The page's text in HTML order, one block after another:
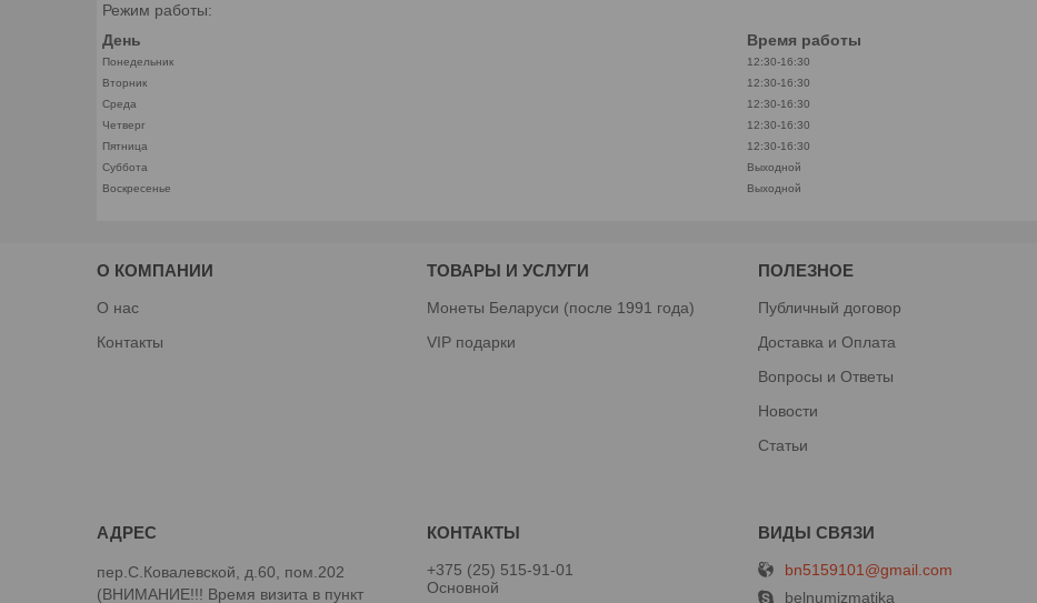
Режим работы:
День
Время работы
Понедельник
12:30-16:30
Вторник
12:30-16:30
Среда
12:30-16:30
Четверг
12:30-16:30
Пятница
12:30-16:30
Суббота
Выходной
Воскресенье
Выходной
О КОМПАНИИ
О нас
Контакты
ТОВАРЫ И УСЛУГИ
Монеты Беларуси (после 1991 года)
VIP подарки
ПОЛЕЗНОЕ
Публичный договор
Доставка и Оплата
Вопросы и Ответы
Новости
Статьи
пер.С.Ковалевской, д.60, пом.202
(ВНИМАНИЕ!!! Время визита в пункт
+375 (25) 515-91-01
Основной
bn5159101@gmail.com
belnumizmatika